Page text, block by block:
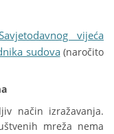
vijeća
sudova(naročito
način izražavanja.
mreža nema